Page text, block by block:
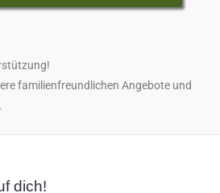
familienfreundlichen Angebote und
dich!